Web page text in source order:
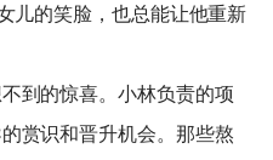
儿的笑脸，也总能让他重新
到的惊喜。小林负责的项
赏识和晋升机会。那些熬